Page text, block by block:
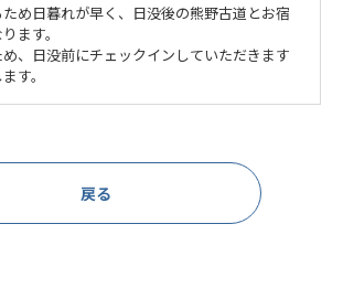
め日暮れが早く、日没後の熊野古道とお宿
ます。
、日没前にチェックインしていただきます
す。
戻る